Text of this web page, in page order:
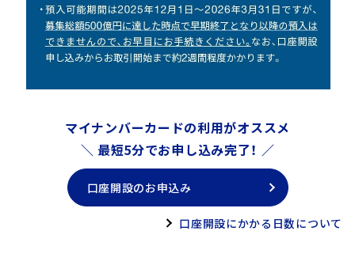
マイナンバーカードの利用がオススメ
＼ 最短5分でお申し込み完了！ ／
口座開設のお申込み
口座開設にかかる日数について